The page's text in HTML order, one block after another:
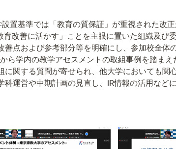
置基準では「教育の質保証」が重視された改
改善に活かす」ことを主眼に置いた組織及び
点および参考部分等を明確にし、参加校全体
ら学内の教学アセスメントの取組事例を踏ま
関する質問が寄せられ、他大学においても関
運営や中期計画の見直し、IR情報の活用など